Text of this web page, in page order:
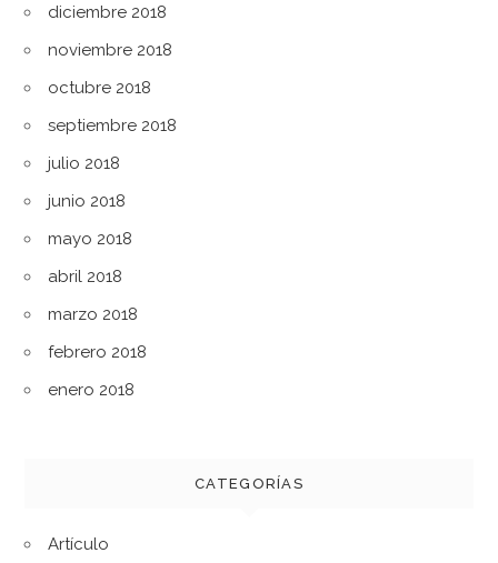
diciembre 2018
noviembre 2018
octubre 2018
septiembre 2018
julio 2018
junio 2018
mayo 2018
abril 2018
marzo 2018
febrero 2018
enero 2018
CATEGORÍAS
Artículo